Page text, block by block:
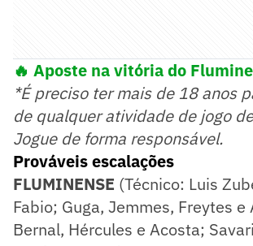
🔥 Aposte na vitória do
*É preciso ter mais de 18 anos
de qualquer atividade de jogo
Jogue de forma responsável.
Prováveis escalações
FLUMINENSE (Técnico: Luis
Fabio; Guga, Jemmes, Freytes e
Bernal, Hércules e Acosta;